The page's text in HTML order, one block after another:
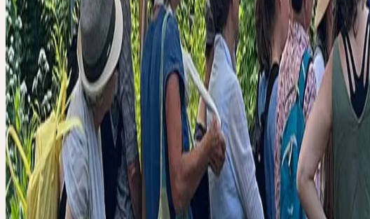
Créneaux disponibles
20.06.2026 um 10:00Uhr Complet
20.06.2026 um 10:20Uhr Complet
20.06.2026 um 10:40UhrComplet
20.06.2026 um 11:00UhrComplet
20.06.2026 um 11:20UhrComplet
20.06.2026 um 11:40Uhr Complet
20.06.2026 um 12:00UhrComplet
20.06.2026 um 12:20UhrComplet
20.06.2026 um 12:40Uhr
Complet
20.06.2026 um 13:00Uhr Complet
20.06.2026 um 13:20Uhr Complet
20.06.2026 um 13:40Uhr
Complet
20.06.2026 um 14:00UhrComplet
Contact